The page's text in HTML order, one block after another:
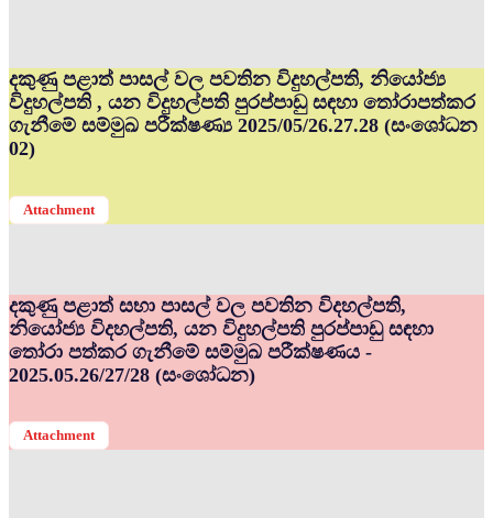
දකුණු පළාත් පාසල් වල පවතින විදුහල්පති, නියෝජ්‍ය
විදුහල්පති , යන විදුහල්පති පුරප්පාඩු සඳහා තෝරාපත්කර
ගැනීමේ සම්මුඛ පරීක්ෂණ්‍ය 2025/05/26.27.28 (සංශෝධන
02)
Attachment
දකුණු පළාත් සභා පාසල් වල පවතින විදහල්පති,
නියෝජ්‍ය විදහල්පති, යන විදුහල්පති පුරප්පාඩු සඳහා
තෝරා පත්කර ගැනීමේ සම්මුඛ පරීක්ෂණය -
2025.05.26/27/28 (සංශෝධන)
Attachment